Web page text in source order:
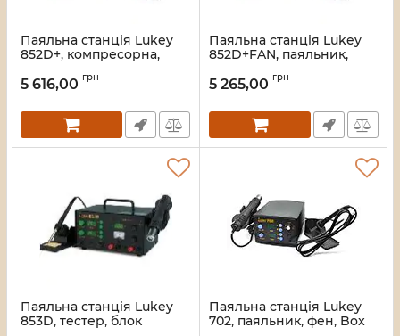
Паяльна станція Lukey
852D+, компресорна,
Артикул:2884
5 616,00 грн
Паяльна станція Lukey
852D+FAN, паяльник,
Артикул:2885
5 265,00 грн
Паяльна станція Lukey
853D, тестер, блок
Паяльна станція Lukey
702, паяльник, фен, Box